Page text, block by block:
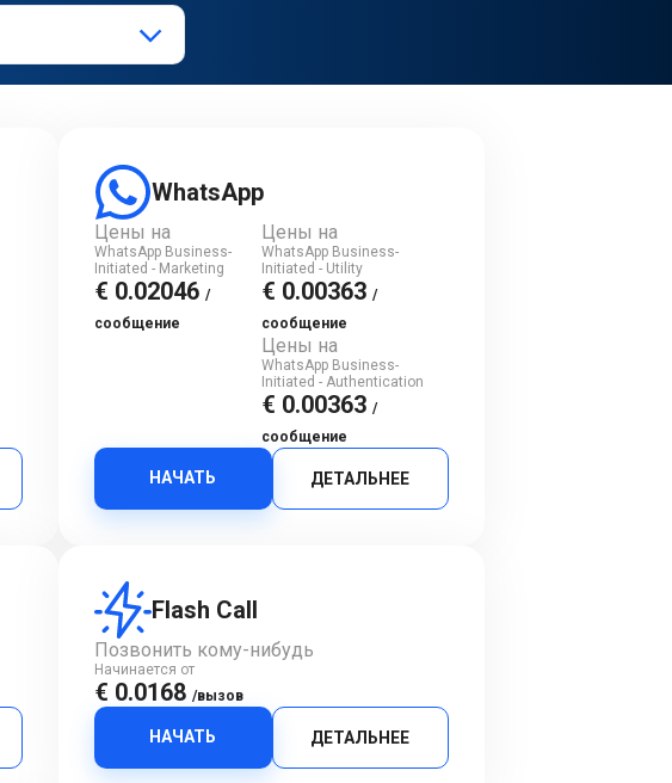
WhatsApp
Цены на
WhatsApp Business-
Initiated - Marketing
€ 0.02046/
сообщение
Цены на
WhatsApp Business-
Initiated - Utility
€ 0.00363/
сообщение
Цены на
WhatsApp Business-
Initiated - Authentication
€ 0.00363/
сообщение
НАЧАТЬ ДЕТАЛЬНЕЕ
Flash Call
Позвонить кому-нибудь
Начинается от
€ 0.0168/вызов
НАЧАТЬ ДЕТАЛЬНЕЕ